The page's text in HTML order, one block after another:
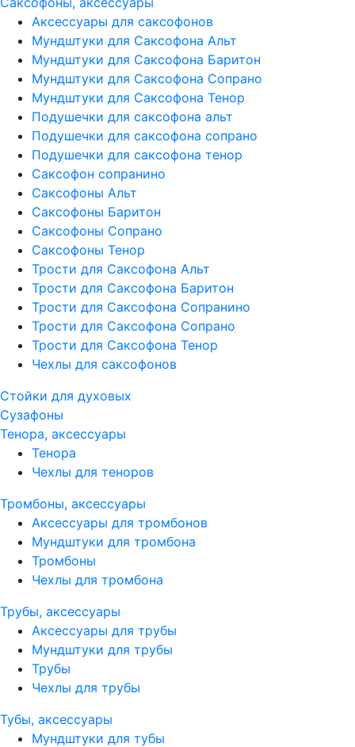
Аксессуары для саксофонов
Мундштуки для Саксофона Альт
Мундштуки для Саксофона Баритон
Мундштуки для Саксофона Сопрано
Мундштуки для Саксофона Тенор
Подушечки для саксофона альт
Подушечки для саксофона сопрано
Подушечки для саксофона тенор
Саксофон сопранино
Саксофоны Альт
Саксофоны Баритон
Саксофоны Сопрано
Саксофоны Тенор
Трости для Саксофона Альт
Трости для Саксофона Баритон
Трости для Саксофона Сопранино
Трости для Саксофона Сопрано
Трости для Саксофона Тенор
Чехлы для саксофонов
Стойки для духовых
Сузафоны
Тенора, аксессуары
Тенора
Чехлы для теноров
Тромбоны, аксессуары
Аксессуары для тромбонов
Мундштуки для тромбона
Тромбоны
Чехлы для тромбона
Трубы, аксессуары
Аксессуары для трубы
Мундштуки для трубы
Трубы
Чехлы для трубы
Тубы, аксессуары
Мундштуки для тубы